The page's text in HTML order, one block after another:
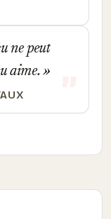
ne peut
aime.